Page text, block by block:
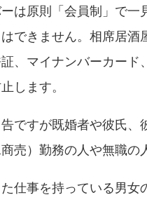
は原則「会員制」で
できません。相席居
、マイナンバーカー
します。
ですが既婚者や彼氏
売）勤務の人や無職の
仕事を持っている男